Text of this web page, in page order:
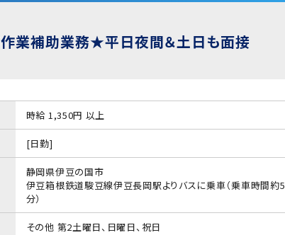
業補助業務★平日夜間＆土日も面接
時給 1,350円 以上
[日勤]
静岡県伊豆の国市
伊豆箱根鉄道駿豆線伊豆長岡駅よりバスに乗車（乗車時間約5
分）
その他 第2土曜日、日曜日、祝日